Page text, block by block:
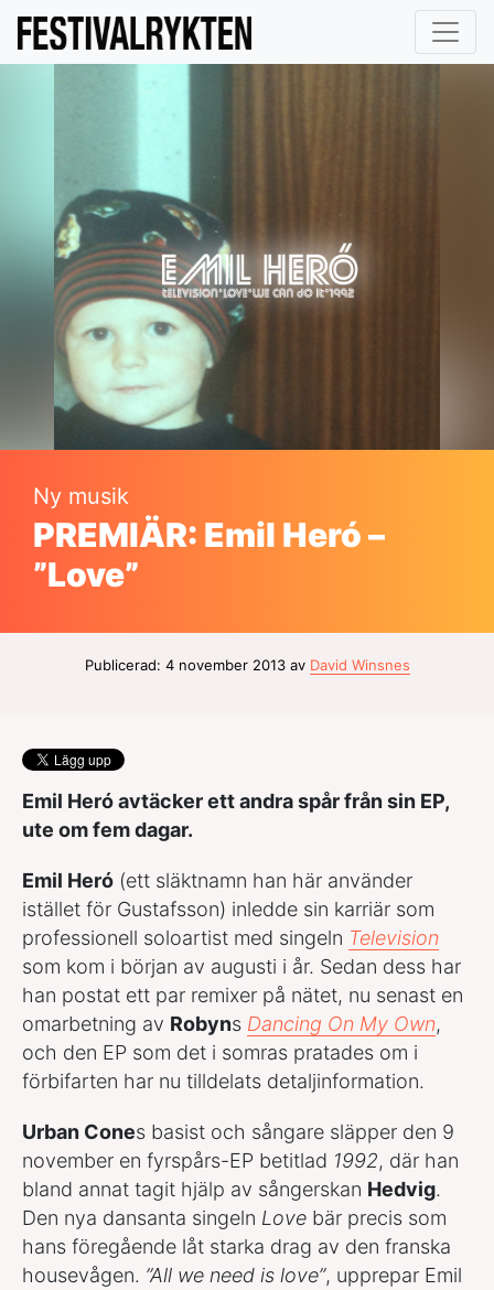
Ny musik
PREMIÄR: Emil Heró –
”Love”
Publicerad: 4 november 2013 av David Winsnes
Emil Heró avtäcker ett andra spår från sin EP,
ute om fem dagar.
Emil Heró (ett släktnamn han här använder
istället för Gustafsson) inledde sin karriär som
professionell soloartist med singeln Television
som kom i början av augusti i år. Sedan dess har
han postat ett par remixer på nätet, nu senast en
omarbetning av Robyns Dancing On My Own,
och den EP som det i somras pratades om i
förbifarten har nu tilldelats detaljinformation.
Urban Cones basist och sångare släpper den 9
november en fyrspårs-EP betitlad 1992, där han
bland annat tagit hjälp av sångerskan Hedvig.
Den nya dansanta singeln Love bär precis som
hans föregående låt starka drag av den franska
housevågen. ”All we need is love”, upprepar Emil